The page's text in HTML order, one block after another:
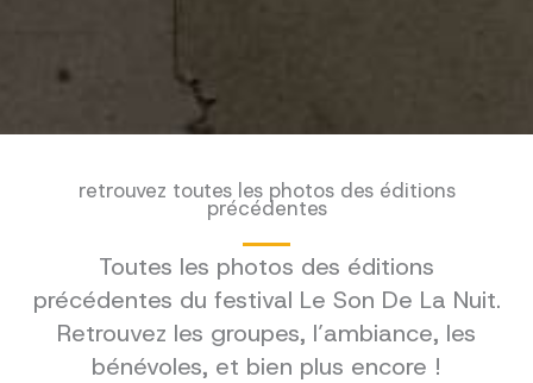
retrouvez toutes les photos des éditions
précédentes
Toutes les photos des éditions
précédentes du festival Le Son De La Nuit.
Retrouvez les groupes, l’ambiance, les
bénévoles, et bien plus encore !